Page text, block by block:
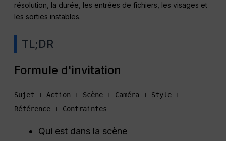
résolution, la durée, les entrées de fichiers, les visages et
les sorties instables.
TL;DR
Formule d'invitation
Sujet + Action + Scène + Caméra + Style +
Référence + Contraintes
Qui est dans la scène